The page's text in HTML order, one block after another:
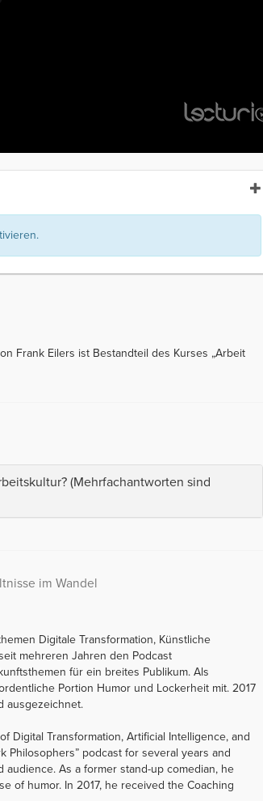
Frank Eilers ist Bestandteil des Kurses „Arbeit
(Mehrfachantworten sind
im Wandel
Digitale Transformation, Künstliche
mehreren Jahren den Podcast
für ein breites Publikum. Als
Portion Humor und Lockerheit mit. 2017
ausgezeichnet.
Digital Transformation, Artificial Intelligence, and
Philosophers” podcast for several years and
As a former stand-up comedian, he
of humor. In 2017, he received the Coaching